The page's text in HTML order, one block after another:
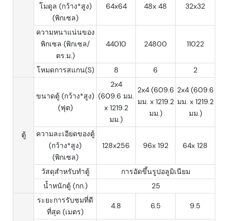
โมดูล (กว้าง*สูง)
(พิกเซล)
64x64 48x 48 32x32
ความหนาแน่นของ
พิกเซล (พิกเซล/
ตร.ม.)
44010 24800 11022
โหมดการสแกน(S) 8 6 2
ตู้
ขนาดตู้ (กว้าง*สูง)
(ฟุต)
2x4
(609.6 มม.
x 1219.2
มม.)
2x4 (609.6
มม. x 1219.2
มม.)
2x4 (609.6
มม. x 1219.2
มม.)
ความละเอียดของตู้
(กว้าง*สูง)
(พิกเซล)
128x256 96x 192 64x 128
วัสดุสำหรับทำตู้
การอัดขึ้นรูปอลูมิเนียม
น้ำหนักตู้ (กก.)
25
ระยะการรับชมที่ดี
ที่สุด (เมตร)
4.8 6.5 9.5